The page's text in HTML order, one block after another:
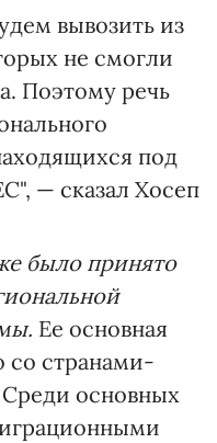
вывозить из
не смогли
Поэтому речь
под
— сказал Хосеп
было принято
Ее основная
со странами-
основных